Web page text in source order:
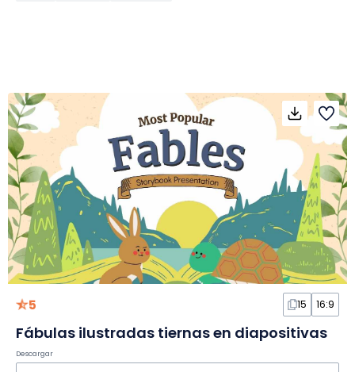
5 15 16:9
Fábulas ilustradas tiernas en diapositivas
Descargar